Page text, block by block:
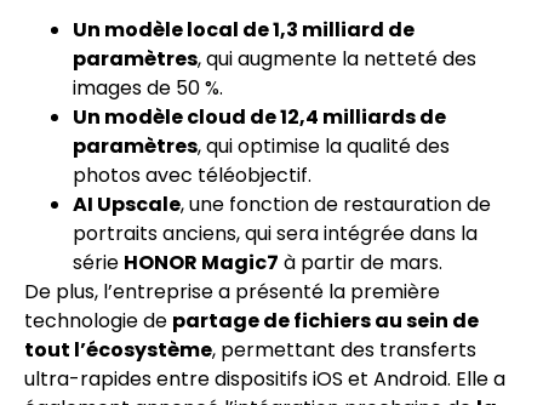
Un modèle local de 1,3 milliard de
paramètres, qui augmente la netteté des
images de 50 %.
Un modèle cloud de 12,4 milliards de
paramètres, qui optimise la qualité des
photos avec téléobjectif.
AI Upscale, une fonction de restauration de
portraits anciens, qui sera intégrée dans la
série HONOR Magic7 à partir de mars.
De plus, l’entreprise a présenté la première
technologie de partage de fichiers au sein de
tout l’écosystème, permettant des transferts
ultra-rapides entre dispositifs iOS et Android. Elle a